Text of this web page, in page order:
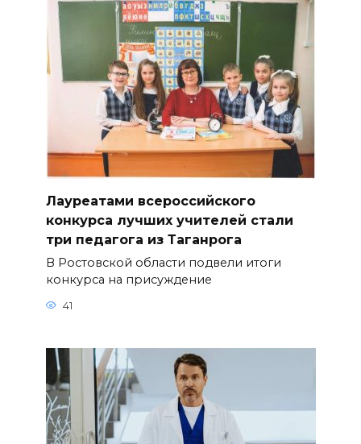
Лауреатами всероссийского
конкурса лучших учителей стали
три педагога из Таганрога
В Ростовской области подвели итоги
конкурса на присуждение
41